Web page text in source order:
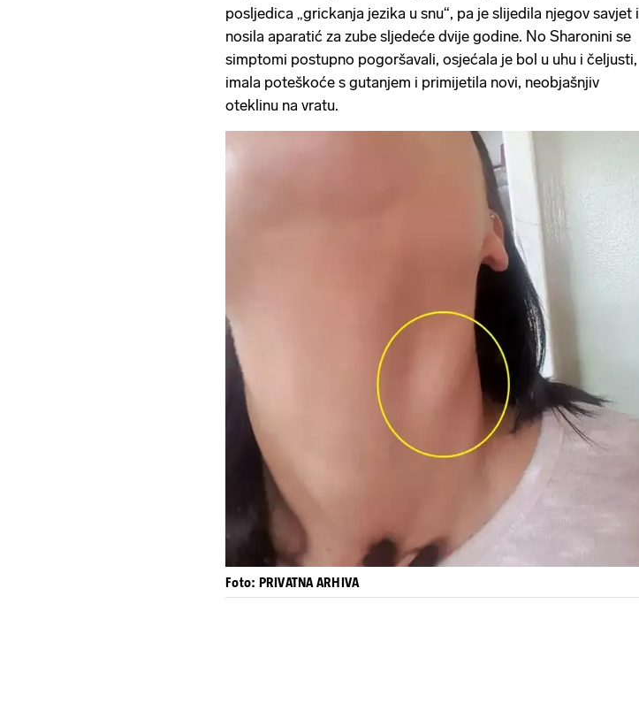
posljedica „grickanja jezika u snu“, pa je slijedila njegov savjet i
nosila aparatić za zube sljedeće dvije godine. No Sharonini se
simptomi postupno pogoršavali, osjećala je bol u uhu i čeljusti,
imala poteškoće s gutanjem i primijetila novi, neobjašnjiv
oteklinu na vratu.
Foto: PRIVATNA ARHIVA